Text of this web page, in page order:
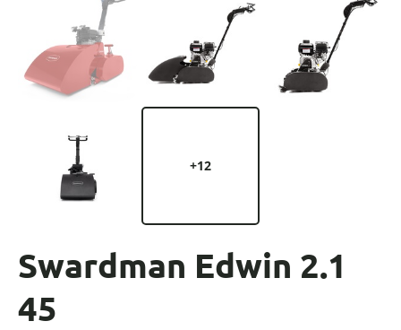
Swardman Edwin 2.1
45